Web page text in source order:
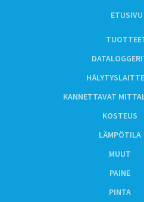
ETUSIVU
KANNETTAVAT
KOSTEUS
LÄMPÖTILA
MUUT
PAINE
PINTA